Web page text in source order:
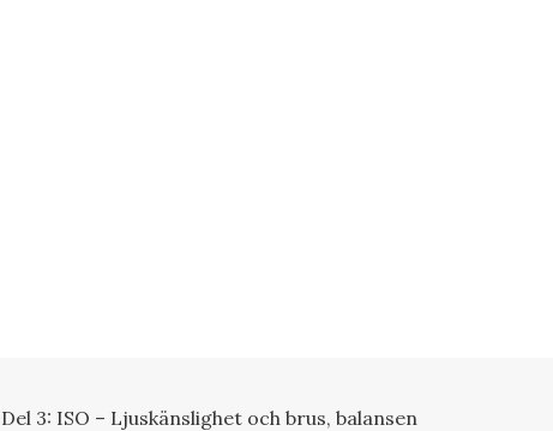
Del 3: ISO – Ljuskänslighet och brus, balansen